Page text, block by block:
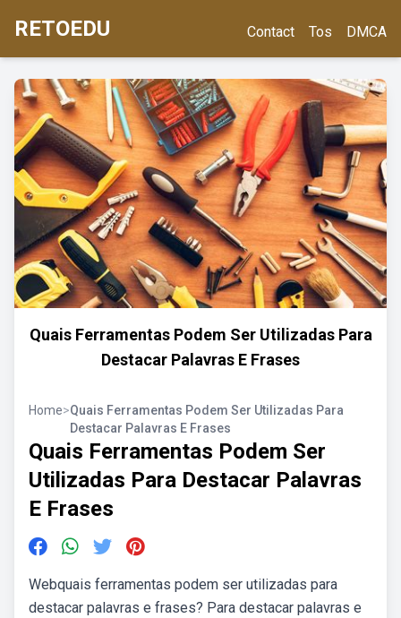
RETOEDU Contact Tos DMCA
Quais Ferramentas Podem Ser Utilizadas Para
Destacar Palavras E Frases
Home>Quais Ferramentas Podem Ser Utilizadas Para
Destacar Palavras E Frases
Quais Ferramentas Podem Ser
Utilizadas Para Destacar Palavras
E Frases
Webquais ferramentas podem ser utilizadas para
destacar palavras e frases? Para destacar palavras e